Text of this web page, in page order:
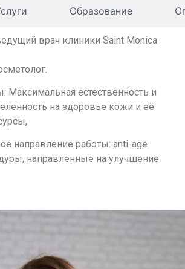
Образование
врач клиники Saint Monica
Максимальная естественность и
на здоровье кожи и её
направление работы: anti-age
направленные на улучшение